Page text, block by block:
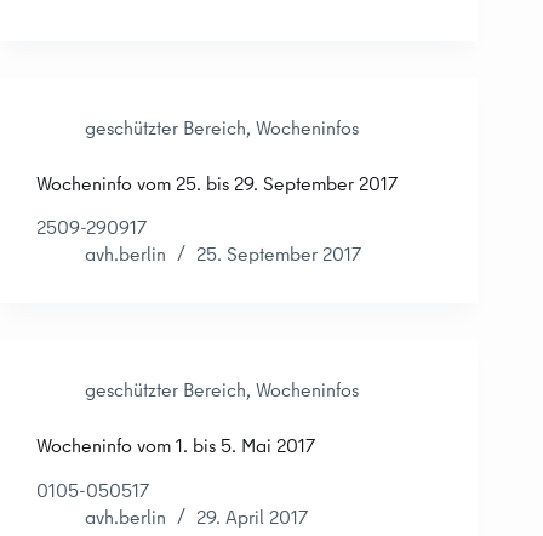
geschützter Bereich, Wocheninfos
Wocheninfo vom 25. bis 29. September 2017
2509-290917
avh.berlin
25. September 2017
geschützter Bereich, Wocheninfos
Wocheninfo vom 1. bis 5. Mai 2017
0105-050517
avh.berlin
29. April 2017